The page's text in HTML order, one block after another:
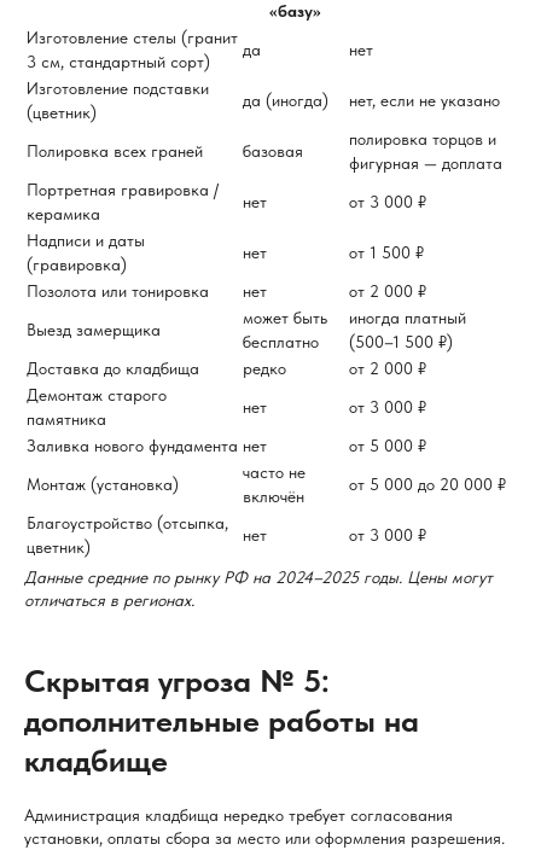
«базу»
Изготовление стелы (гранит
3 см, стандартный сорт)
да
нет
Изготовление подставки
(цветник)
да (иногда) нет, если не указано
Полировка всех граней базовая
полировка торцов и
фигурная — доплата
Портретная гравировка /
керамика
нет
от 3 000 ₽
Надписи и даты
(гравировка)
нет
от 1 500 ₽
Позолота или тонировка
нет
от 2 000 ₽
Выезд замерщика
может быть
бесплатно
иногда платный
(500–1 500 ₽)
Доставка до кладбища
редко
от 2 000 ₽
Демонтаж старого
памятника
нет
от 3 000 ₽
Заливка нового фундамента нет
от 5 000 ₽
Монтаж (установка)
часто не
включён
от 5 000 до 20 000 ₽
Благоустройство (отсыпка,
цветник)
нет от 3 000 ₽
Данные средние по рынку РФ на 2024–2025 годы. Цены могут
отличаться в регионах.
Скрытая угроза № 5:
дополнительные работы на
кладбище
Администрация кладбища нередко требует согласования
установки, оплаты сбора за место или оформления разрешения.